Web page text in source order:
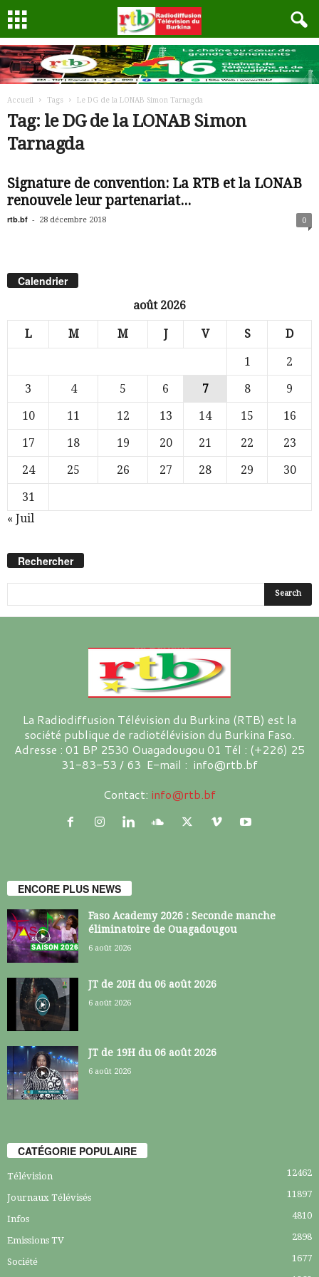
Accueil Tags Le DG de la LONAB Simon Tarnagda
Tag: le DG de la LONAB Simon
Tarnagda
Signature de convention: La RTB et la LONAB
renouvele leur partenariat...
rtb.bf - 28 décembre 2018 0
Calendrier
août 2026
L M M J V S D
1
2
3
4 5 6 7 8
9
10
11 12 13 14 15
16
17
18 19 20 21 22
23
24
25 26 27 28 29
30
31
« Juil
Rechercher
La Radiodiffusion Télévision du Burkina (RTB) est la
société publique de radiotélévision du Burkina Faso.
Adresse : 01 BP 2530 Ouagadougou 01 Tél : (+226) 25
31-83-53 / 63 E-mail : info@rtb.bf
Contact: info@rtb.bf
ENCORE PLUS NEWS
Faso Academy 2026 : Seconde manche
éliminatoire de Ouagadougou
6 août 2026
JT de 20H du 06 août 2026
6 août 2026
JT de 19H du 06 août 2026
6 août 2026
CATÉGORIE POPULAIRE
Télévision 12462
Journaux Télévisés 11897
Infos 4810
Emissions TV 2898
Société
1677